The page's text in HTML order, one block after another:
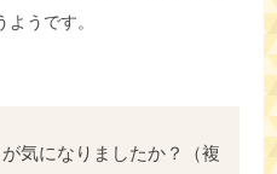
うです。
気になりましたか？（複